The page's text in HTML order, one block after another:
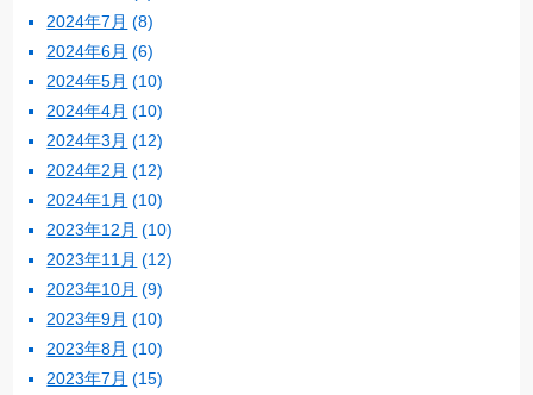
2024年7月 (8)
2024年6月 (6)
2024年5月 (10)
2024年4月 (10)
2024年3月 (12)
2024年2月 (12)
2024年1月 (10)
2023年12月 (10)
2023年11月 (12)
2023年10月 (9)
2023年9月 (10)
2023年8月 (10)
2023年7月 (15)